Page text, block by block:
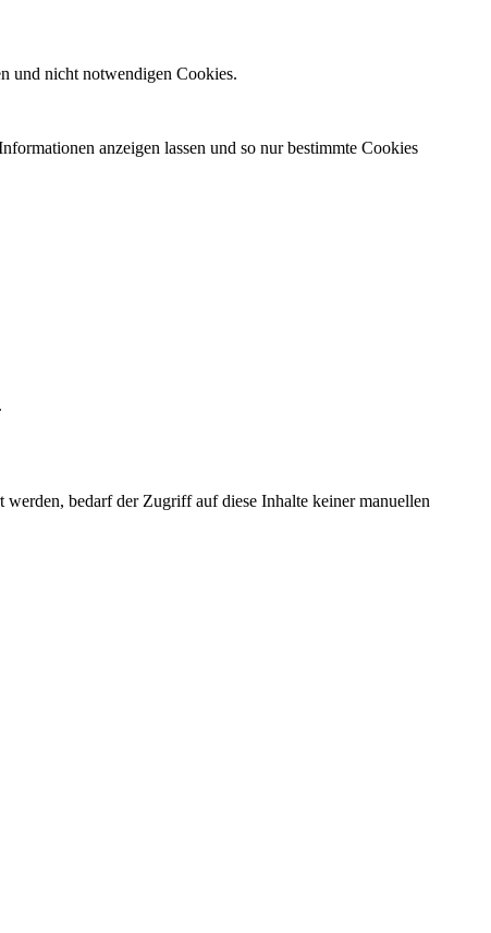
und nicht notwendigen Cookies.
anzeigen lassen und so nur bestimmte Cookies
bedarf der Zugriff auf diese Inhalte keiner manuellen